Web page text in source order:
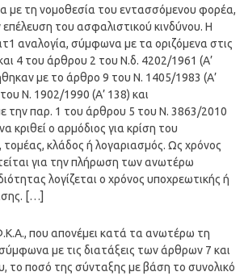
με τη νομοθεσία του εντασσόμενου φορέα,
του ασφαλιστικού κινδύνου. Η
αναλογία, σύμφωνα με τα οριζόμενα στις
4 του άρθρου 2 του Ν.δ. 4202/1961 (Α’
με το άρθρο 9 του Ν. 1405/1983 (Α’
Ν. 1902/1990 (Α’ 138) και
την παρ. 1 του άρθρου 5 του Ν. 3863/2010
κριθεί ο αρμόδιος για κρίση του
κλάδος ή λογαριασμός. Ως χρόνος
για την πλήρωση των ανωτέρω
λογίζεται ο χρόνος υποχρεωτικής ή
[…]
που απονέμει κατά τα ανωτέρω τη
με τις διατάξεις των άρθρων 7 και
το ποσό της σύνταξης με βάση το συνολικό